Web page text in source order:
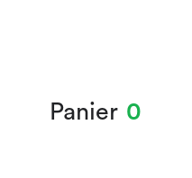
Panier 0